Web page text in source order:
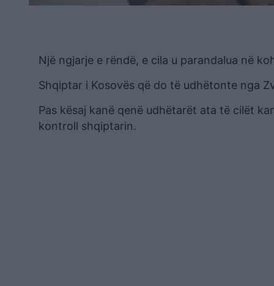
Një ngjarje e rëndë, e cila u parandalua në
Shqiptar i Kosovës që do të udhëtonte nga
Pas kësaj kanë qenë udhëtarët ata të cilët
kontroll shqiptarin.